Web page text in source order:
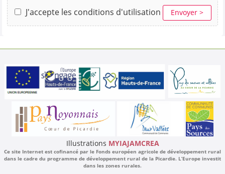
J'accepte les conditions d'utilisation Envoyer >
Illustrations MYIAJAMCREA
Ce site Internet est cofinancé par le Fonds européen agricole de développement rural
dans le cadre du programme de développement rural de la Picardie. L’Europe investit
dans les zones rurales.